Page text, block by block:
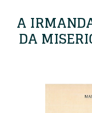
A
DA